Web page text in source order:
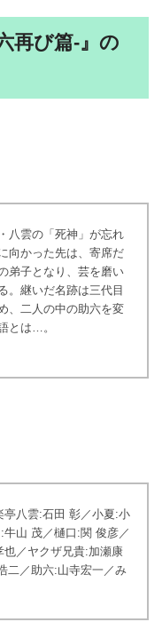
再び篇-』の
八雲の「死神」が忘れ
向かった先は、寄席だ
弟子となり、芸を磨い
。継いだ名跡は三代目
、二人の中の助六を変
とは…。
八雲:石田 彰／小夏:小
山 茂／樋口:関 俊彦／
／ヤクザ兄貴:加瀬康
二／助六:山寺宏一／み